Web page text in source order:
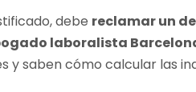
debe reclamar un
laboralista
y saben cómo calcular las